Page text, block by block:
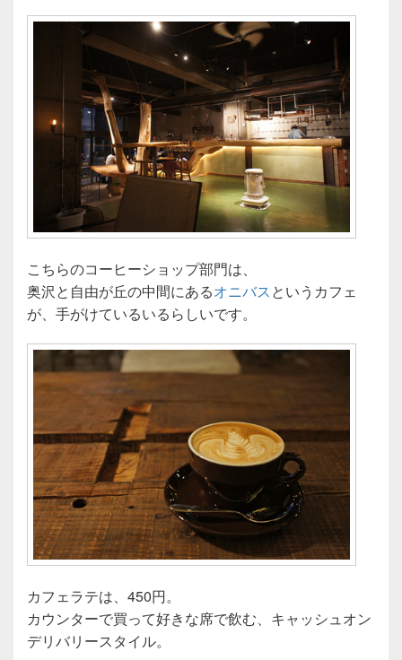
こちらのコーヒーショップ部門は、
奥沢と自由が丘の中間にあるオニバスというカフェ
が、手がけているいるらしいです。
カフェラテは、450円。
カウンターで買って好きな席で飲む、キャッシュオン
デリバリースタイル。